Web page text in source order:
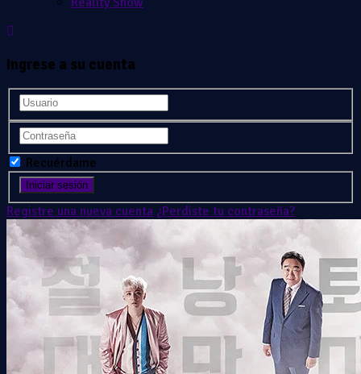
Ingrese a su cuenta
Recuérdame
Registre una nueva cuenta ¿Perdiste tu contraseña?